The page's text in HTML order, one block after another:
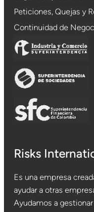
Peticiones, Quejas y
Continuidad de
Risks
Es una empresa
ayudar a otras
Ayudamos a